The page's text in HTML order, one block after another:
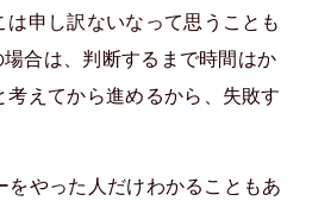
は申し訳ないなって思うことも
合は、判断するまで時間はか
えてから進めるから、失敗す
をやった人だけわかることもあ